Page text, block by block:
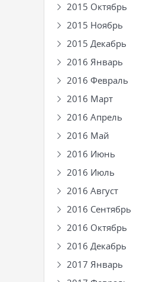
2015 Октябрь
2015 Ноябрь
2015 Декабрь
2016 Январь
2016 Февраль
2016 Март
2016 Апрель
2016 Май
2016 Июнь
2016 Июль
2016 Август
2016 Сентябрь
2016 Октябрь
2016 Декабрь
2017 Январь